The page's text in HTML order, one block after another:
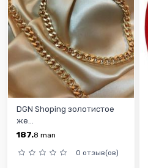
DGN Shoping золотистое
же...
187.8 man
0 отзыв(ов)